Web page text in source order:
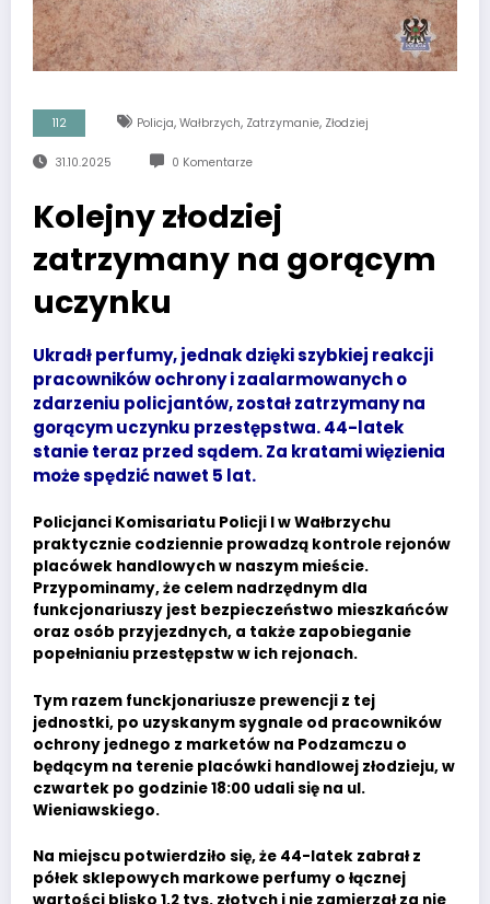
112 Policja, Wałbrzych, Zatrzymanie, Złodziej
31.10.2025 0 Komentarze
Kolejny złodziej
zatrzymany na gorącym
uczynku
Ukradł perfumy, jednak dzięki szybkiej reakcji
pracowników ochrony i zaalarmowanych o
zdarzeniu policjantów, został zatrzymany na
gorącym uczynku przestępstwa. 44-latek
stanie teraz przed sądem. Za kratami więzienia
może spędzić nawet 5 lat.
Policjanci Komisariatu Policji I w Wałbrzychu
praktycznie codziennie prowadzą kontrole rejonów
placówek handlowych w naszym mieście.
Przypominamy, że celem nadrzędnym dla
funkcjonariuszy jest bezpieczeństwo mieszkańców
oraz osób przyjezdnych, a także zapobieganie
popełnianiu przestępstw w ich rejonach.
Tym razem funckjonariusze prewencji z tej
jednostki, po uzyskanym sygnale od pracowników
ochrony jednego z marketów na Podzamczu o
będącym na terenie placówki handlowej złodzieju, w
czwartek po godzinie 18:00 udali się na ul.
Wieniawskiego.
Na miejscu potwierdziło się, że 44-latek zabrał z
półek sklepowych markowe perfumy o łącznej